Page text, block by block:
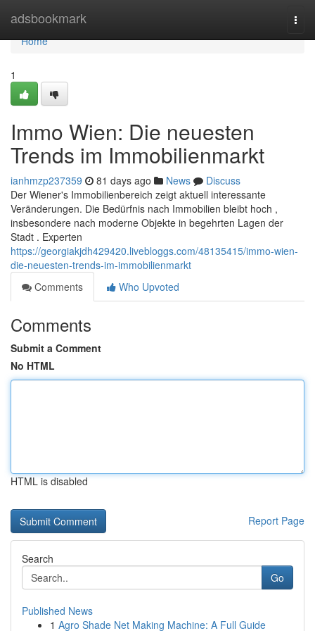
adsbookmark
Home
Home
1
Immo Wien: Die neuesten
Trends im Immobilienmarkt
ianhmzp237359 81 days ago News
Discuss
Der Wiener's Immobilienbereich zeigt aktuell interessante
Veränderungen. Die Bedürfnis nach Immobilien bleibt hoch ,
insbesondere nach moderne Objekte in begehrten Lagen der
Stadt . Experten
https://georgiakjdh429420.livebloggs.com/48135415/immo-wien-
die-neuesten-trends-im-immobilienmarkt
Comments
Who Upvoted
Comments
Submit a Comment
No HTML
HTML is disabled
Report Page
Search
Go
Published News
1 Agro Shade Net Making Machine: A Full Guide